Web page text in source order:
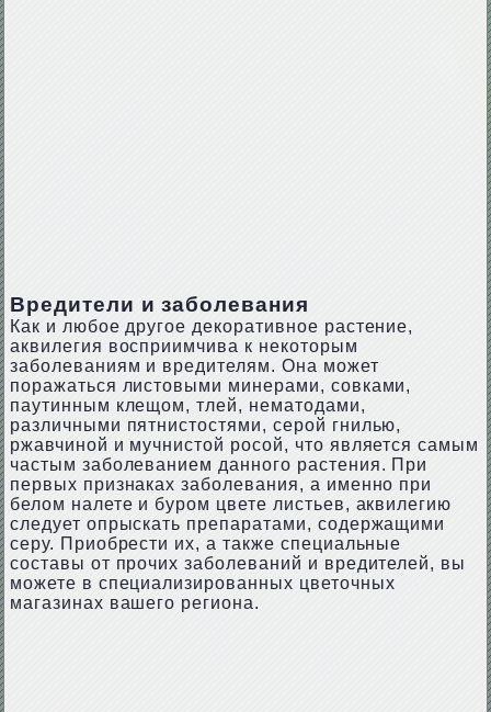
Вредители и заболевания
Как и любое другое декоративное растение,
аквилегия восприимчива к некоторым
заболеваниям и вредителям. Она может
поражаться листовыми минерами, совками,
паутинным клещом, тлей, нематодами,
различными пятнистостями, серой гнилью,
ржавчиной и мучнистой росой, что является самым
частым заболеванием данного растения. При
первых признаках заболевания, а именно при
белом налете и буром цвете листьев, аквилегию
следует опрыскать препаратами, содержащими
серу. Приобрести их, а также специальные
составы от прочих заболеваний и вредителей, вы
можете в специализированных цветочных
магазинах вашего региона.